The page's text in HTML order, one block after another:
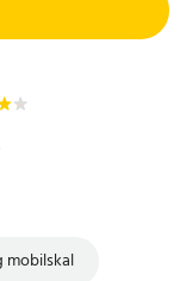
mobilskal